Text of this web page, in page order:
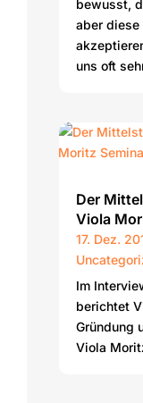
bewusst,
aber
uns oft
Der
Viola
17. Dez.
Im
berichtet
Gründung
Viola